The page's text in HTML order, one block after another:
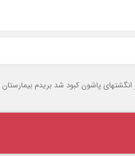
گرفت بعد از دو روز انگشتهای پاشون کبود